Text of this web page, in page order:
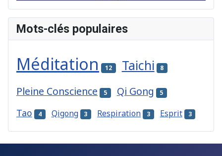
Mots-clés populaires
Méditation 12 Taichi 8
Pleine Conscience 5 Qi Gong 5
Tao 4 Qigong 3 Respiration 3 Esprit 3